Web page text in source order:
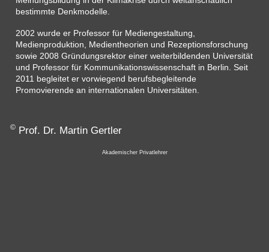
bestimmte Denkmodelle.
2002 wurde er Professor für Mediengestaltung,
Medienproduktion, Medientheorien und Rezeptionsforschung
sowie 2008 Gründungsrektor einer weiterbildenden Universität
und Professor für Kommunikationswissenschaft in Berlin. Seit
2011 begleitet er vorwiegend berufsbegleitende
Promovierende an internationalen Universitäten.
© Prof. Dr. Martin Gertler
Akademischer Privatlehrer